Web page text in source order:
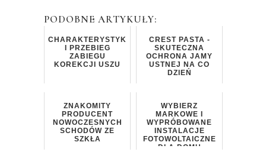
PODOBNE ARTYKUŁY:
CHARAKTERYSTYKA
I PRZEBIEG
ZABIEGU
KOREKCJI USZU
CREST PASTA -
SKUTECZNA
OCHRONA JAMY
USTNEJ NA CO
DZIEŃ
ZNAKOMITY
PRODUCENT
NOWOCZESNYCH
SCHODÓW ZE
SZKŁA
WYBIERZ
MARKOWE I
WYPRÓBOWANE
INSTALACJE
FOTOWOLTAICZNE
DLA DOMU